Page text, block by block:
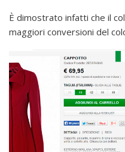
È dimostrato infatti che il
maggiori conversioni del